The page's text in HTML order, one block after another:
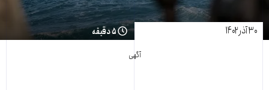
۳۰ آذر ۱۴۰۲ ۵ دقیقه
آگهی